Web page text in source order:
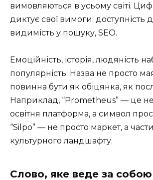
вимовляються в усьому світі.
диктує свої вимоги: доступність
видимість у пошуку, SEO.
Емоційність, історія, людяність
популярність. Назва не просто
повинна бути як обіцянка, як
Наприклад, “Prometheus” — це
освітня платформа, а символ
“Silpo” — не просто маркет, а
культурного ландшафту.
Слово, яке веде за собою